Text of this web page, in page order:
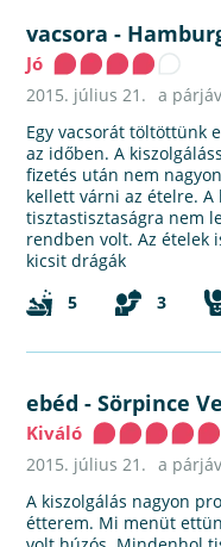
vacsora -
Jó
2015. július 21. a
Egy vacsorát töltöttünk
az időben. A
fizetés után nem
kellett várni az ételre.
tisztastisztaságra nem
rendben volt. Az ételek
kicsit drágák
5
3
ebéd - Sörpince
Kiváló
2015. július 21. a
A kiszolgálás nagyon
étterem. Mi menüt